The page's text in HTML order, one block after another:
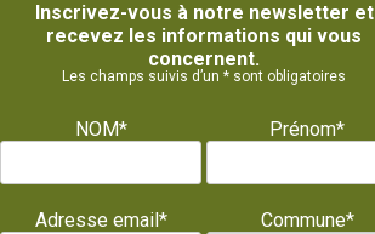
Inscrivez-vous à notre newsletter et
recevez les informations qui vous
concernent.
Les champs suivis d’un * sont obligatoires
NOM* Prénom*
Adresse email* Commune*